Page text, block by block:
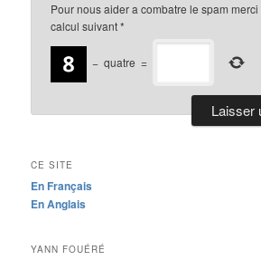
Pour nous aider a combatre le spam
calcul suivant*
− quatre =
CE SITE
En Français
En Anglais
YANN FOUÉRÉ